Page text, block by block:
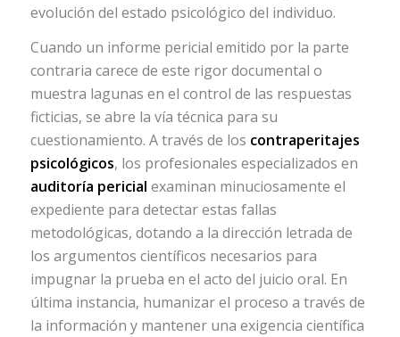
evolución del estado psicológico del individuo.
Cuando un informe pericial emitido por la parte
contraria carece de este rigor documental o
muestra lagunas en el control de las respuestas
ficticias, se abre la vía técnica para su
cuestionamiento. A través de los contraperitajes
psicológicos, los profesionales especializados en
auditoría pericial examinan minuciosamente el
expediente para detectar estas fallas
metodológicas, dotando a la dirección letrada de
los argumentos científicos necesarios para
impugnar la prueba en el acto del juicio oral. En
última instancia, humanizar el proceso a través de
la información y mantener una exigencia científica